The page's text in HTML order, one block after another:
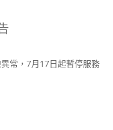
常，7月17日起暫停服務